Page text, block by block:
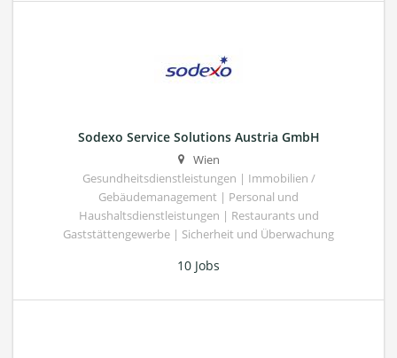
Sodexo Service Solutions Austria GmbH
Wien
Gesundheitsdienstleistungen | Immobilien /
Gebäudemanagement | Personal und
Haushaltsdienstleistungen | Restaurants und
Gaststättengewerbe | Sicherheit und Überwachung
10 Jobs